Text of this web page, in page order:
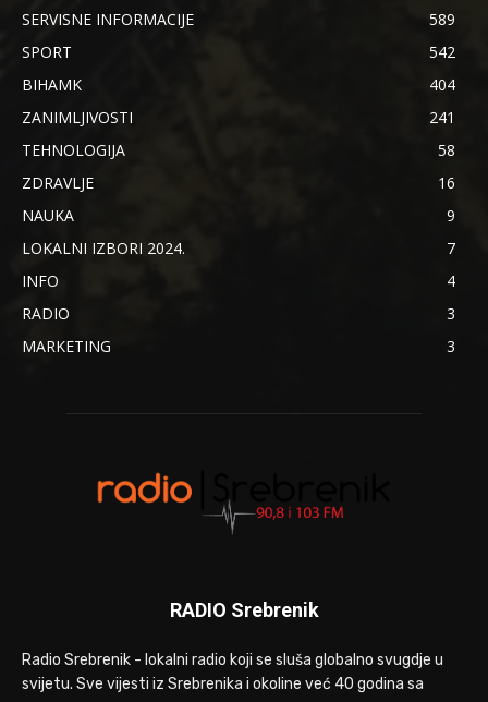
SERVISNE INFORMACIJE
589
SPORT
542
BIHAMK
404
ZANIMLJIVOSTI
241
TEHNOLOGIJA
58
ZDRAVLJE
16
NAUKA
9
LOKALNI IZBORI 2024.
7
INFO
4
RADIO
3
MARKETING
3
RADIO Srebrenik
Radio Srebrenik - lokalni radio koji se sluša globalno svugdje u
svijetu. Sve vijesti iz Srebrenika i okoline već 40 godina sa